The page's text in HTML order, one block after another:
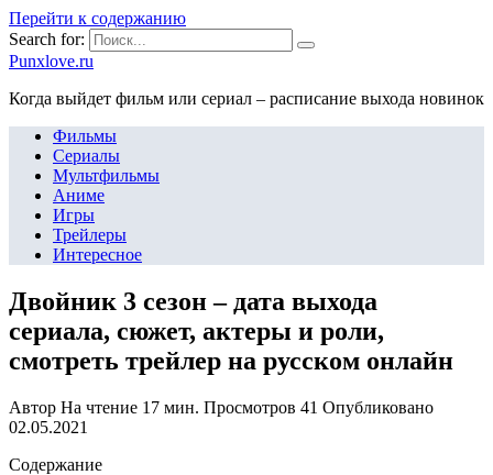
Перейти к содержанию
Search for:
Punxlove.ru
Когда выйдет фильм или сериал – расписание выхода новинок
Фильмы
Сериалы
Мультфильмы
Аниме
Игры
Трейлеры
Интересное
Двойник 3 сезон – дата выхода
сериала, сюжет, актеры и роли,
смотреть трейлер на русском онлайн
Автор На чтение 17 мин. Просмотров 41 Опубликовано
02.05.2021
Содержание